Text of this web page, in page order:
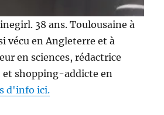
38 ans. Toulousaine à
vécu en Angleterre et à
en sciences, rédactrice
et shopping-addicte en
d'info ici.